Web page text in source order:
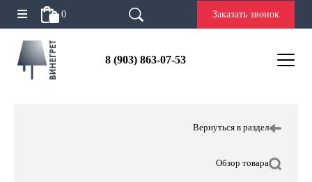
0 Заказать звонок
8 (903) 863-07-53
Вернуться в раздел
Обзор товара